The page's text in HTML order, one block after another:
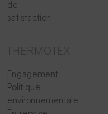
de
satisfaction
Engagement
Politique
environnementale